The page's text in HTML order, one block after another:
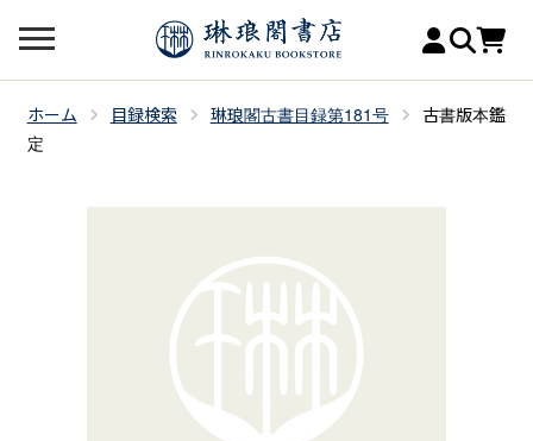
ホーム 目録検索 琳琅閣古書目録第181号
古書版本鑑
定